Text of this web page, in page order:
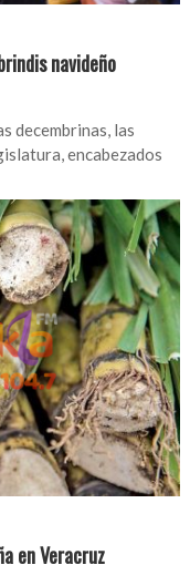
navideño
decembrinas, las
encabezados
en Veracruz